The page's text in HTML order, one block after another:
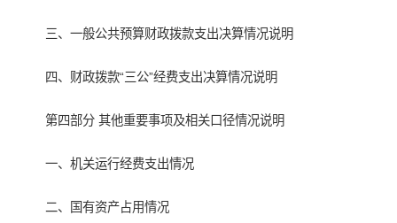
三、一般公共预算财政拨款支出决算情况说明
四、财政拨款“三公”经费支出决算情况说明
第四部分 其他重要事项及相关口径情况说明
一、机关运行经费支出情况
二、国有资产占用情况